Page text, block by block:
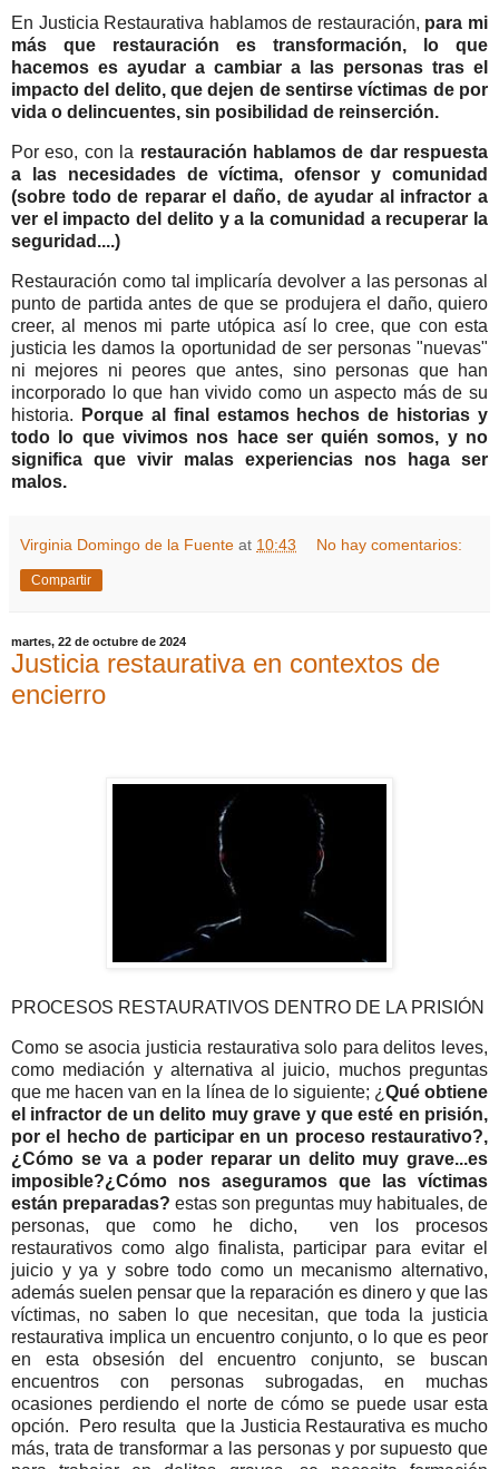
En Justicia Restaurativa hablamos de restauración, para mi
más que restauración es transformación, lo que
hacemos es ayudar a cambiar a las personas tras el
impacto del delito, que dejen de sentirse víctimas de por
vida o delincuentes, sin posibilidad de reinserción.
Por eso, con la restauración hablamos de dar respuesta
a las necesidades de víctima, ofensor y comunidad
(sobre todo de reparar el daño, de ayudar al infractor a
ver el impacto del delito y a la comunidad a recuperar la
seguridad....)
Restauración como tal implicaría devolver a las personas al
punto de partida antes de que se produjera el daño, quiero
creer, al menos mi parte utópica así lo cree, que con esta
justicia les damos la oportunidad de ser personas "nuevas"
ni mejores ni peores que antes, sino personas que han
incorporado lo que han vivido como un aspecto más de su
historia.
Porque al final estamos hechos de historias y
todo lo que vivimos nos hace ser quién somos, y no
significa que vivir malas experiencias nos haga ser
malos.
Virginia Domingo de la Fuente at 10:43 No hay comentarios:
Compartir
martes, 22 de octubre de 2024
Justicia restaurativa en contextos de
encierro
PROCESOS RESTAURATIVOS DENTRO DE LA PRISIÓN
Como se asocia justicia restaurativa solo para delitos leves,
como mediación y alternativa al juicio, muchos preguntas
que me hacen van en la línea de lo siguiente; ¿ Qué obtiene
el infractor de un delito muy grave y que esté en prisión,
por el hecho de participar en un proceso restaurativo?,
¿Cómo se va a poder reparar un delito muy grave...es
imposible?¿Cómo nos aseguramos que las víctimas
están preparadas? estas son preguntas muy habituales, de
personas, que como he dicho, ven los procesos
restaurativos como algo finalista, participar para evitar el
juicio y ya y sobre todo como un mecanismo alternativo,
además suelen pensar que la reparación es dinero y que las
víctimas, no saben lo que necesitan, que toda la justicia
restaurativa implica un encuentro conjunto, o lo que es peor
en esta obsesión del encuentro conjunto, se buscan
encuentros con personas subrogadas, en muchas
ocasiones perdiendo el norte de cómo se puede usar esta
opción. Pero resulta que la Justicia Restaurativa es mucho
más, trata de transformar a las personas y por supuesto que